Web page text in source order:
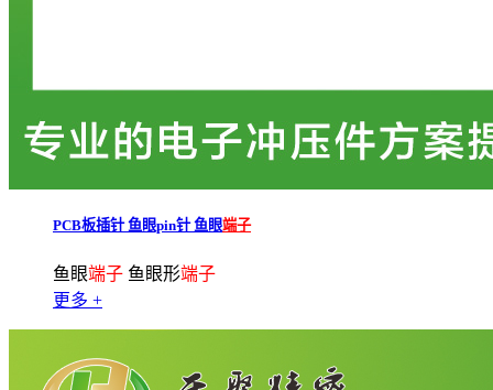
PCB板插针 鱼眼pin针 鱼眼端子
鱼眼端子 鱼眼形端子
更多 +